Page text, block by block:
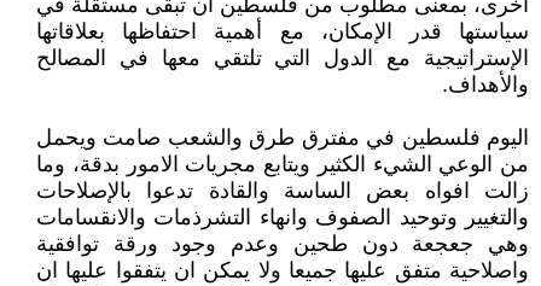
أخرى، بمعنى مطلوب من فلسطين أن تبقى مستقلة في
سياستها قدر الإمكان، مع أهمية احتفاظها بعلاقاتها
الإستراتيجية مع الدول التي تلتقي معها في المصالح
والأهداف.
اليوم فلسطين في مفترق طرق والشعب صامت ويحمل
من الوعي الشيء الكثير ويتابع مجريات الامور بدقة، وما
زالت افواه بعض الساسة والقادة تدعوا بالإصلاحات
والتغيير وتوحيد الصفوف وانهاء التشرذمات والانقسامات
وهي جعجعة دون طحين وعدم وجود ورقة توافقية
واصلاحية متفق عليها جميعا ولا يمكن ان يتفقوا عليها ان